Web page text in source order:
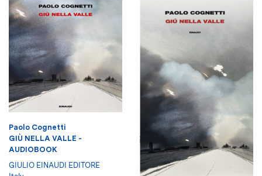
Paolo Cognetti
GIÙ NELLA VALLE -
AUDIOBOOK
GIULIO EINAUDI EDITORE